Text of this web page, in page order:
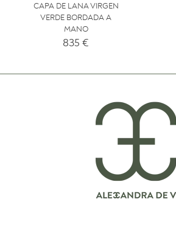
CAPA DE LANA VIRGEN
VERDE BORDADA A
MANO
835€